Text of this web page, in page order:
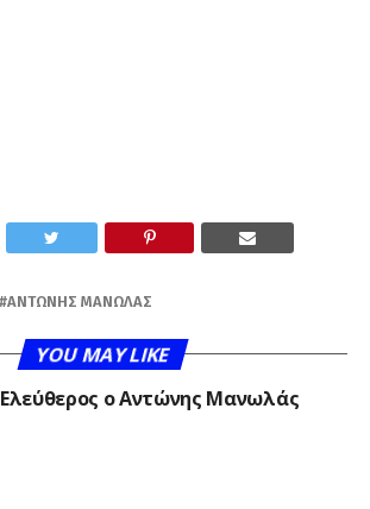
ΑΝΤΏΝΗΣ ΜΑΝΩΛΆΣ
YOU MAY LIKE
Ελεύθερος ο Αντώνης Μανωλάς